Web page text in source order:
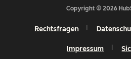
Copyright © 2026
Rechtsfragen
Impressum